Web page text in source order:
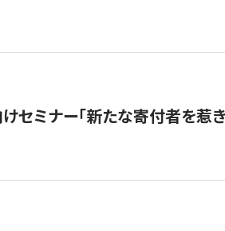
ミナー「新たな寄付者を惹